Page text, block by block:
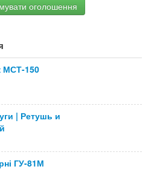
оголошення
МСТ-150
| Ретушь и
ГУ-81М